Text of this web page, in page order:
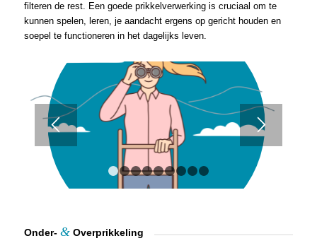
filteren de rest. Een goede prikkelverwerking is cruciaal om te
kunnen spelen, leren, je aandacht ergens op gericht houden en
soepel te functioneren in het dagelijks leven.
1 2 3 7
Onder- &Overprikkeling